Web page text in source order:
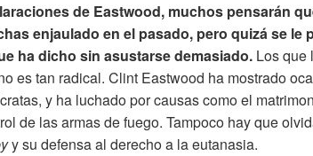
de Eastwood, muchos pensarán
enjaulado en el pasado, pero quizá se le
ha dicho sin asustarse demasiado. Los que
es tan radical. Clint Eastwood ha mostrado
y ha luchado por causas como el
de las armas de fuego. Tampoco hay que
y su defensa al derecho a la eutanasia.